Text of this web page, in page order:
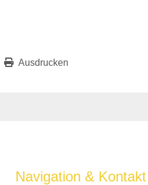
Ausdrucken
Navigation & Kontakt